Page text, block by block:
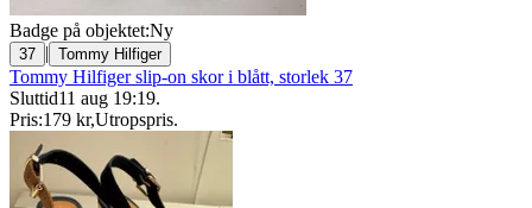
Badge på objektet:Ny
37 | Tommy Hilfiger
Tommy Hilfiger slip-on skor i blått, storlek 37
Sluttid11 aug 19:19.
Pris:179 kr,Utropspris.